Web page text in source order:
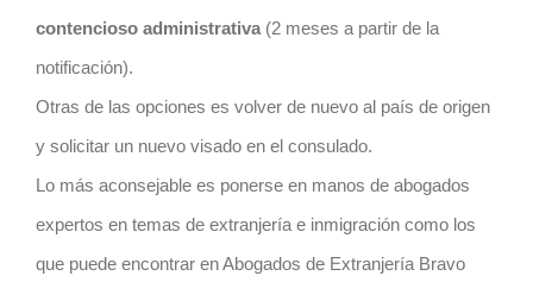
contencioso administrativa(2 meses a partir de la
notificación).
Otras de las opciones es volver de nuevo al país de origen
y solicitar un nuevo visado en el consulado.
Lo más aconsejable es ponerse en manos de abogados
expertos en temas de extranjería e inmigración como los
que puede encontrar en Abogados de Extranjería Bravo